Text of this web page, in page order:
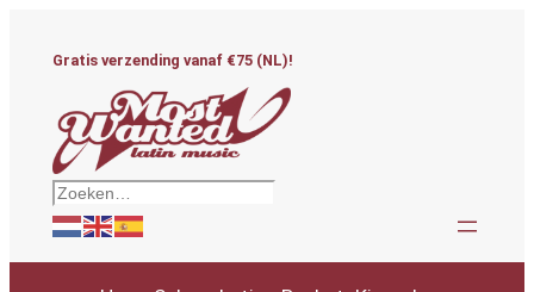
Gratis verzending vanaf €75 (NL)!
Zoeken